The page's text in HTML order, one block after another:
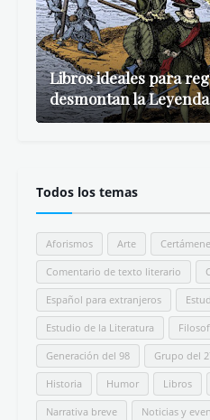
Libros ideales para
desmontan la
Todos los temas
Aforismos Arte
Comentario de texto literario
Español para extranjeros
Estudio de la Literatura
Generación del 98 Grupo del
Historia Humor Libros
Narrativa breve Noticias y